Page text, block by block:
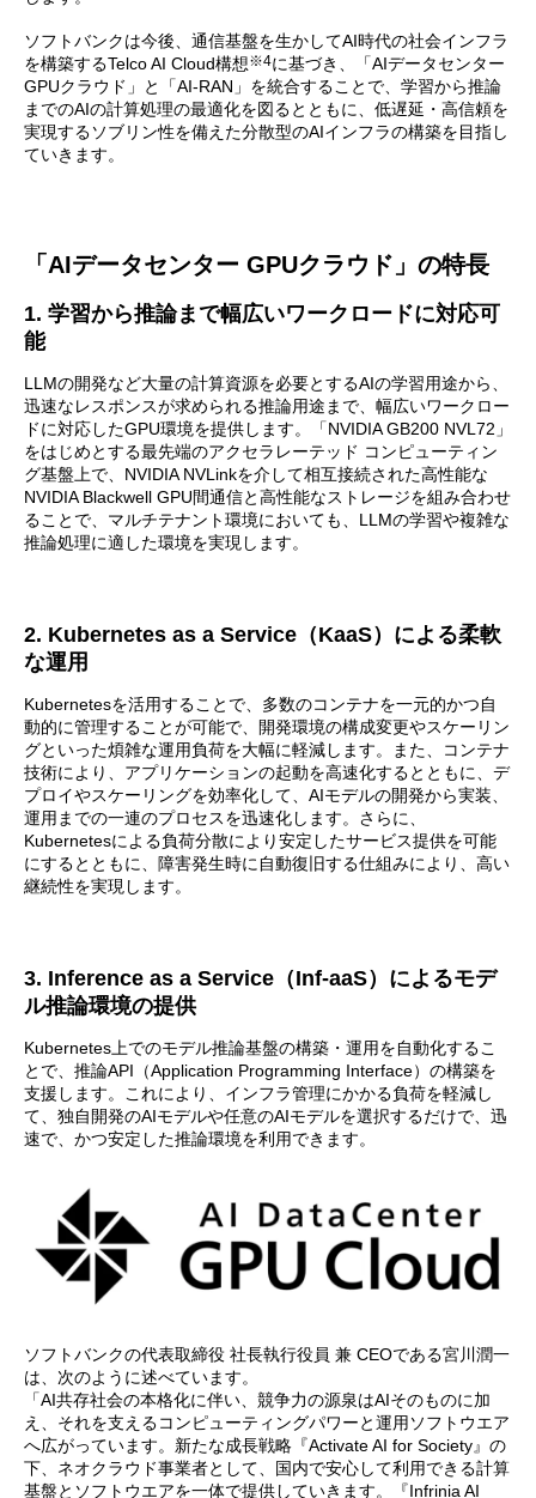
ソフトバンクは今後、通信基盤を生かしてAI時代の社会インフラ
を構築するTelco AI Cloud構想※4に基づき、「AIデータセンター
GPUクラウド」と「AI-RAN」を統合することで、学習から推論
までのAIの計算処理の最適化を図るとともに、低遅延・高信頼を
実現するソブリン性を備えた分散型のAIインフラの構築を目指し
ていきます。
「AIデータセンター GPUクラウド」の特長
1. 学習から推論まで幅広いワークロードに対応可
能
LLMの開発など大量の計算資源を必要とするAIの学習用途から、
迅速なレスポンスが求められる推論用途まで、幅広いワークロー
ドに対応したGPU環境を提供します。「NVIDIA GB200 NVL72」
をはじめとする最先端のアクセラレーテッド コンピューティン
グ基盤上で、NVIDIA NVLinkを介して相互接続された高性能な
NVIDIA Blackwell GPU間通信と高性能なストレージを組み合わせ
ることで、マルチテナント環境においても、LLMの学習や複雑な
推論処理に適した環境を実現します。
2. Kubernetes as a Service（KaaS）による柔軟
な運用
Kubernetesを活用することで、多数のコンテナを一元的かつ自
動的に管理することが可能で、開発環境の構成変更やスケーリン
グといった煩雑な運用負荷を大幅に軽減します。また、コンテナ
技術により、アプリケーションの起動を高速化するとともに、デ
プロイやスケーリングを効率化して、AIモデルの開発から実装、
運用までの一連のプロセスを迅速化します。さらに、
Kubernetesによる負荷分散により安定したサービス提供を可能
にするとともに、障害発生時に自動復旧する仕組みにより、高い
継続性を実現します。
3. Inference as a Service（Inf-aaS）によるモデ
ル推論環境の提供
Kubernetes上でのモデル推論基盤の構築・運用を自動化するこ
とで、推論API（Application Programming Interface）の構築を
支援します。これにより、インフラ管理にかかる負荷を軽減し
て、独自開発のAIモデルや任意のAIモデルを選択するだけで、迅
速で、かつ安定した推論環境を利用できます。
ソフトバンクの代表取締役 社長執行役員 兼 CEOである宮川潤一
は、次のように述べています。
「AI共存社会の本格化に伴い、競争力の源泉はAIそのものに加
え、それを支えるコンピューティングパワーと運用ソフトウエア
へ広がっています。新たな成長戦略『Activate AI for Society』の
下、ネオクラウド事業者として、国内で安心して利用できる計算
基盤とソフトウエアを一体で提供していきます。『Infrinia AI